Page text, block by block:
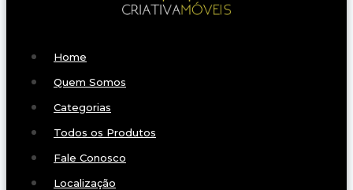
Home
Quem Somos
Categorias
Todos os Produtos
Fale Conosco
Localização